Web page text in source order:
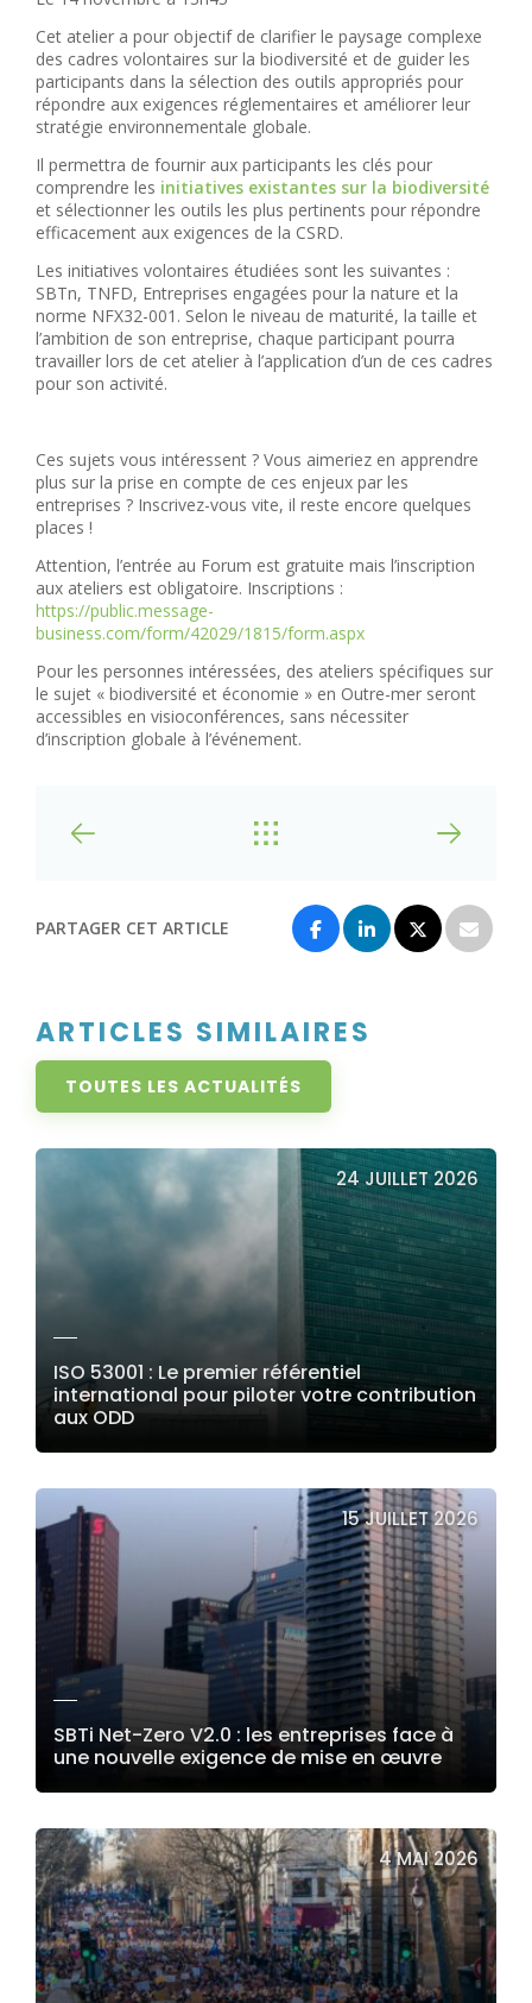
Cet atelier a pour objectif de clarifier le paysage complexe
des cadres volontaires sur la biodiversité et de guider les
participants dans la sélection des outils appropriés pour
répondre aux exigences réglementaires et améliorer leur
stratégie environnementale globale.
Il permettra de fournir aux participants les clés pour
comprendre les initiatives existantes sur la biodiversité
et sélectionner les outils les plus pertinents pour répondre
efficacement aux exigences de la CSRD.
Les initiatives volontaires étudiées sont les suivantes :
SBTn, TNFD, Entreprises engagées pour la nature et la
norme NFX32-001. Selon le niveau de maturité, la taille et
l’ambition de son entreprise, chaque participant pourra
travailler lors de cet atelier à l’application d’un de ces cadres
pour son activité.
Ces sujets vous intéressent ? Vous aimeriez en apprendre
plus sur la prise en compte de ces enjeux par les
entreprises ? Inscrivez-vous vite, il reste encore quelques
places !
Attention, l’entrée au Forum est gratuite mais l’inscription
aux ateliers est obligatoire. Inscriptions :
https://public.message-
business.com/form/42029/1815/form.aspx
Pour les personnes intéressées, des ateliers spécifiques sur
le sujet « biodiversité et économie » en Outre-mer seront
accessibles en visioconférences, sans nécessiter
d’inscription globale à l’événement.
PARTAGER CET ARTICLE
ARTICLES SIMILAIRES
TOUTES LES ACTUALITÉS
24 JUILLET 2026
ISO 53001 : Le premier référentiel
international pour piloter votre contribution
aux ODD
LIRE LA SUITE
15 JUILLET 2026
SBTi Net-Zero V2.0 : les entreprises face à
une nouvelle exigence de mise en œuvre
LIRE LA SUITE
4 MAI 2026